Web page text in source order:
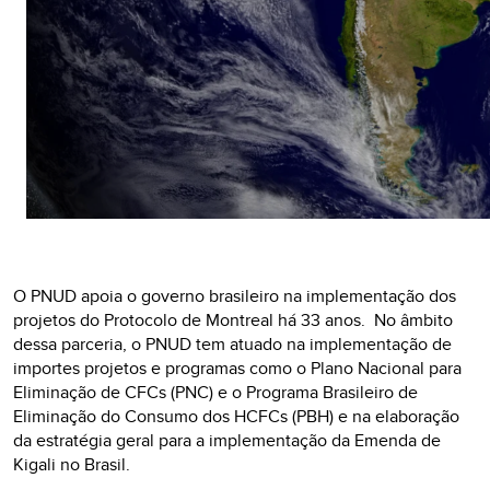
O PNUD apoia o governo brasileiro na implementação dos
projetos do Protocolo de Montreal há 33 anos. No âmbito
dessa parceria, o PNUD tem atuado na implementação de
importes projetos e programas como o Plano Nacional para
Eliminação de CFCs (PNC) e o Programa Brasileiro de
Eliminação do Consumo dos HCFCs (PBH) e na elaboração
da estratégia geral para a implementação da Emenda de
Kigali no Brasil.